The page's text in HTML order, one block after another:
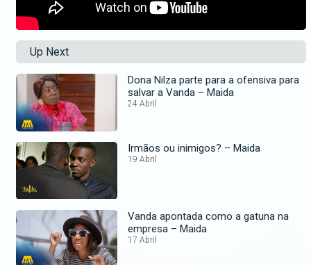
Up Next
Dona Nilza parte para a ofensiva para
salvar a Vanda – Maida
24 Abril
Irmãos ou inimigos? – Maida
19 Abril
Vanda apontada como a gatuna na
empresa – Maida
17 Abril